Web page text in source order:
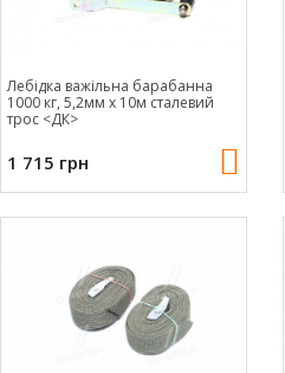
Лебідка важільна барабанна
1000 кг, 5,2мм х 10м сталевий
трос <ДК>
1 715 грн